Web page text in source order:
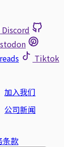
Discord
Tiktok
加入我们
公司新闻
条款